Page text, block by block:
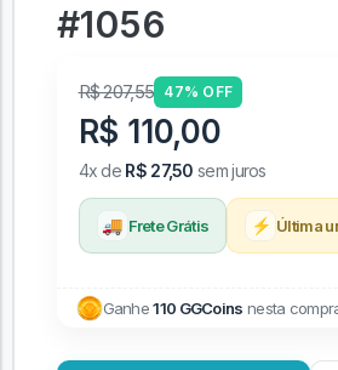
#1056
R$ 207,55 47% OFF
R$ 110,00
4x de R$ 27,50 sem juros
🚚 Frete Grátis ⚡ Última
Ganhe110 GGCoins nesta